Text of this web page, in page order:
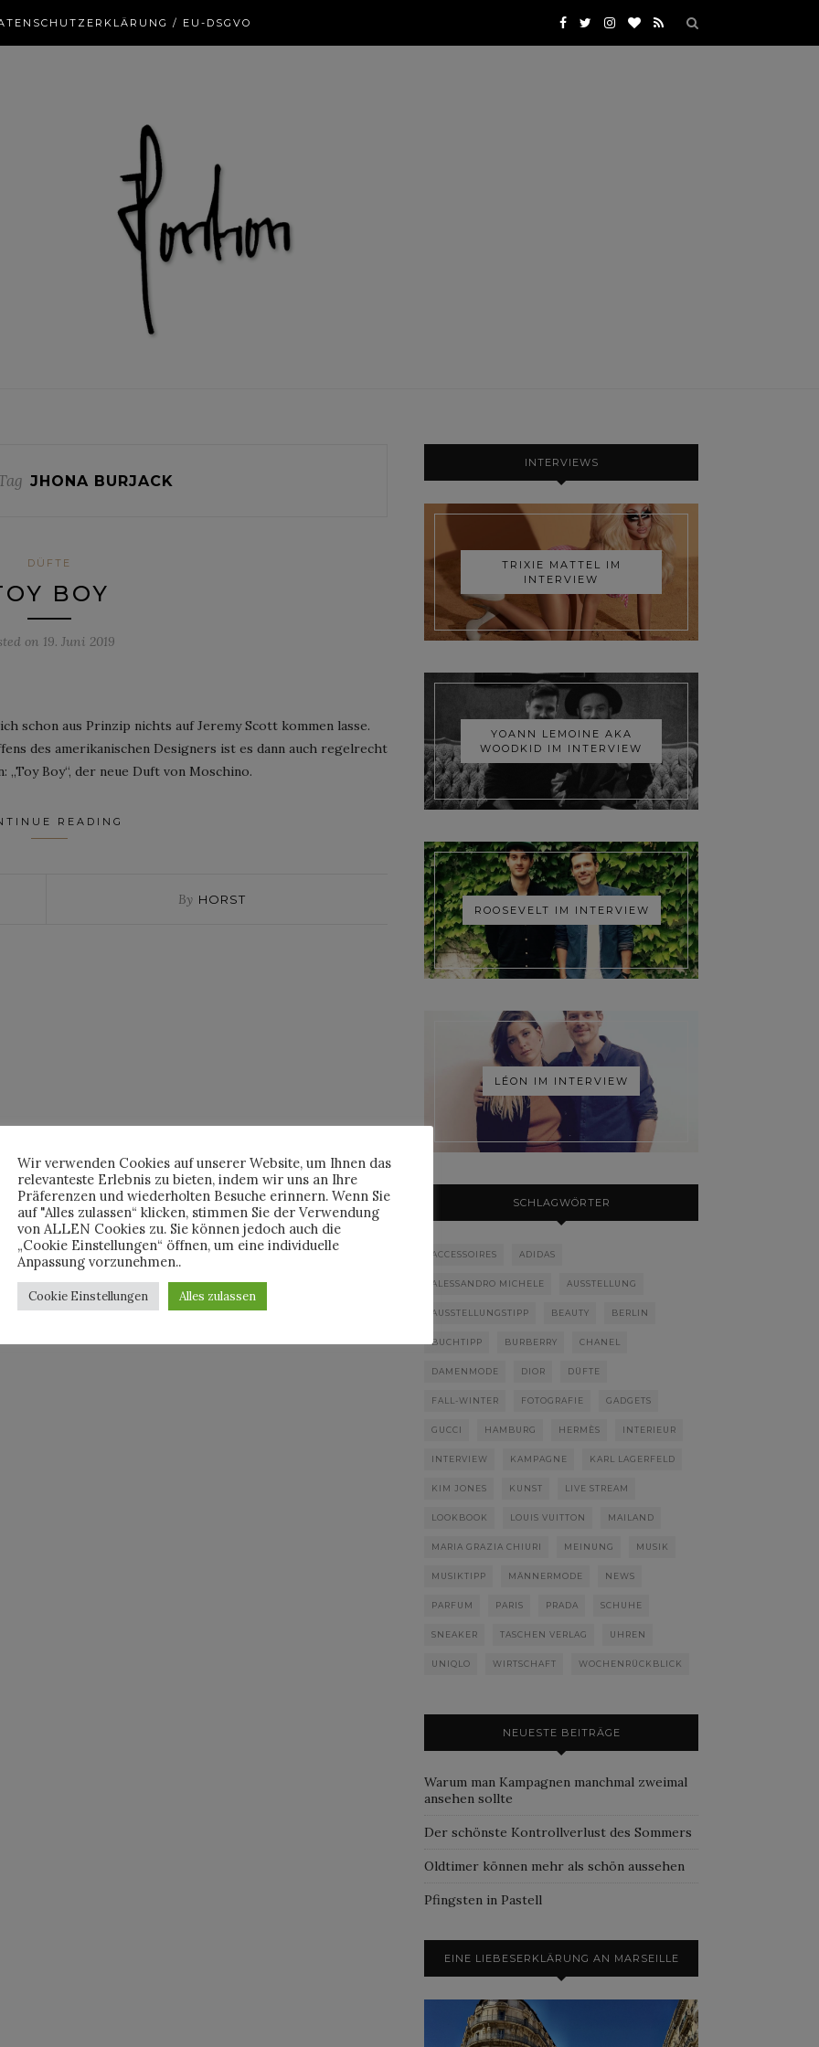
/ EU-DSGVO
JHONA BURJACK
DÜFTE
BOY
on 19. Juni 2019
schon aus Prinzip nichts auf Jeremy Scott kommen lasse.
des amerikanischen Designers ist es dann auch regelrecht
Boy“, der neue Duft von Moschino.
READING
By HORST
INTERVIEWS
TRIXIE MATTEL IM
INTERVIEW
YOANN LEMOINE AKA
WOODKID IM INTERVIEW
ROOSEVELT IM INTERVIEW
LÉON IM INTERVIEW
SCHLAGWÖRTER
ACCESSOIRES ADIDAS
ALESSANDRO MICHELE AUSSTELLUNG
AUSSTELLUNGSTIPP BEAUTY BERLIN
BUCHTIPP BURBERRY CHANEL
DAMENMODE DIOR DÜFTE
FALL-WINTER FOTOGRAFIE GADGETS
GUCCI HAMBURG HERMÈS INTERIEUR
INTERVIEW KAMPAGNE KARL LAGERFELD
KIM JONES KUNST LIVE STREAM
LOOKBOOK LOUIS VUITTON MAILAND
MARIA GRAZIA CHIURI MEINUNG MUSIK
MUSIKTIPP MÄNNERMODE NEWS
PARFUM PARIS PRADA SCHUHE
SNEAKER TASCHEN VERLAG UHREN
UNIQLO WIRTSCHAFT WOCHENRÜCKBLICK
NEUESTE BEITRÄGE
Warum man Kampagnen manchmal zweimal
ansehen sollte
Der schönste Kontrollverlust des Sommers
Oldtimer können mehr als schön aussehen
Pfingsten in Pastell
EINE LIEBESERKLÄRUNG AN MARSEILLE
Wir verwenden Cookies auf unserer Website, um Ihnen das
relevanteste Erlebnis zu bieten, indem wir uns an Ihre
Präferenzen und wiederholten Besuche erinnern. Wenn Sie
auf "Alles zulassen“ klicken, stimmen Sie der Verwendung
von ALLEN Cookies zu. Sie können jedoch auch die
„Cookie Einstellungen“ öffnen, um eine individuelle
Anpassung vorzunehmen..
Cookie Einstellungen Alles zulassen